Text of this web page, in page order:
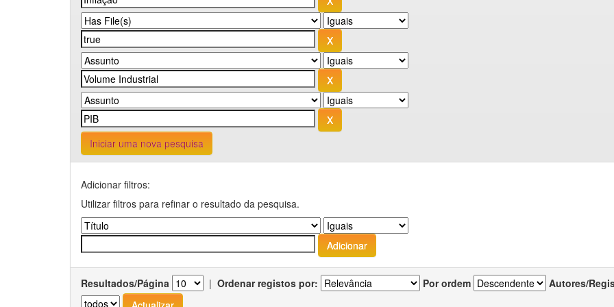
Iniciar uma nova pesquisa
Adicionar filtros:
Utilizar filtros para refinar o resultado da pesquisa.
Resultados/Página | Ordenar registos por: Por ordem Autores/